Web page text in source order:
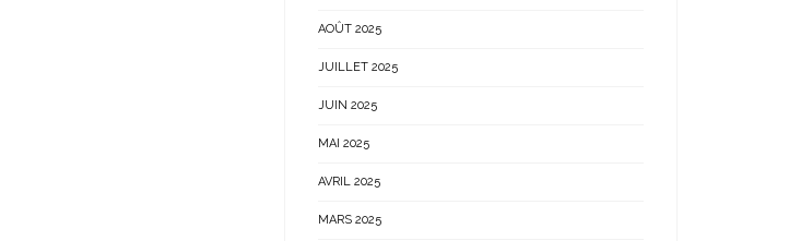
AOÛT 2025
JUILLET 2025
JUIN 2025
MAI 2025
AVRIL 2025
MARS 2025